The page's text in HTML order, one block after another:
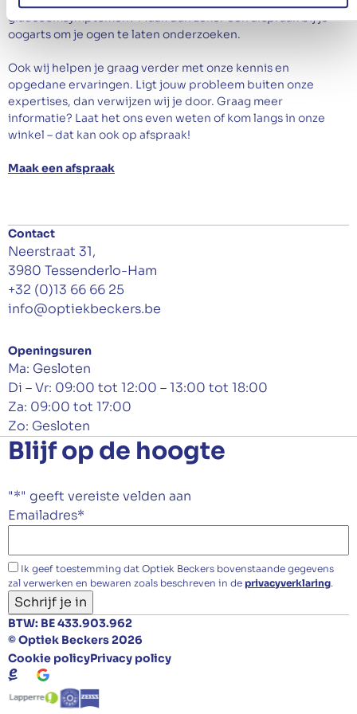
glaucoomsymptomen? Maak dan zeker een afspraak bij je
oogarts om je ogen te laten onderzoeken.
Ook wij helpen je graag verder met onze kennis en
opgedane ervaringen. Ligt jouw probleem buiten onze
expertises, dan verwijzen wij je door. Graag meer
informatie? Laat het ons even weten of kom langs in onze
winkel – dat kan ook op afspraak!
Maak een afspraak
Contact
Neerstraat 31,
3980 Tessenderlo-Ham
+32 (0)13 66 66 25
info@optiekbeckers.be
Openingsuren
Ma: Gesloten
Di – Vr: 09:00 tot 12:00 – 13:00 tot 18:00
Za: 09:00 tot 17:00
Zo: Gesloten
Blijf op de hoogte
"*" geeft vereiste velden aan
Emailadres*
Ik geef toestemming dat Optiek Beckers bovenstaande gegevens
zal verwerken en bewaren zoals beschreven in de privacyverklaring.
Schrijf je in
BTW: BE 433.903.962
© Optiek Beckers 2026
Cookie policyPrivacy policy